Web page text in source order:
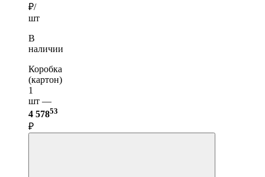
₽/
шт
В
наличии
Коробка
(картон)
1
шт —
4 57853
₽